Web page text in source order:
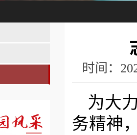
时间：
为大
务精神